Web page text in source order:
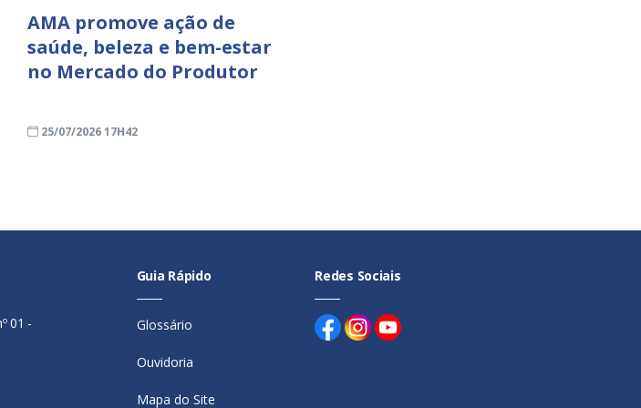
AMA promove ação de
saúde, beleza e bem-estar
no Mercado do Produtor
25/07/2026 17H42
01 -
Guia Rápido
Glossário
Ouvidoria
Mapa do Site
Redes Sociais